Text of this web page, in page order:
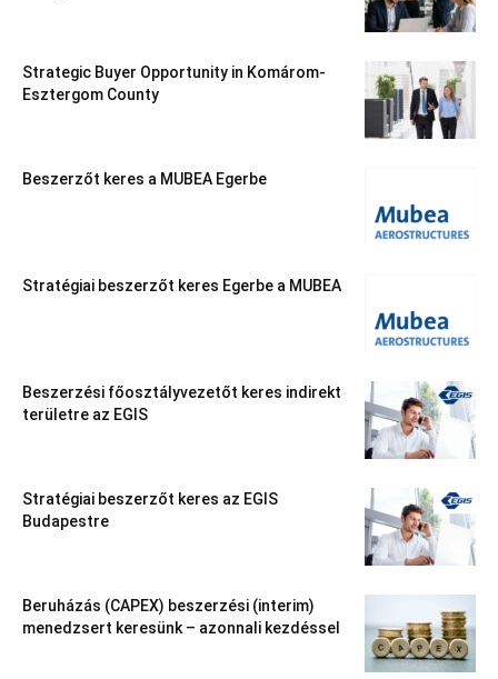
Strategic Buyer Opportunity in Komárom-
Esztergom County
Beszerzőt keres a MUBEA Egerbe
Stratégiai beszerzőt keres Egerbe a MUBEA
Beszerzési főosztályvezetőt keres indirekt
területre az EGIS
Stratégiai beszerzőt keres az EGIS
Budapestre
Beruházás (CAPEX) beszerzési (interim)
menedzsert keresünk – azonnali kezdéssel